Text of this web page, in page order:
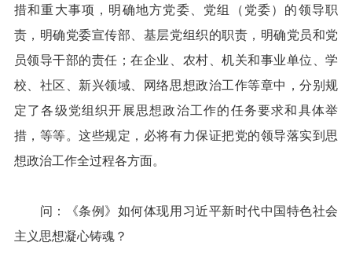
措和重大事项，明确地方党委、党组（党委）的领导职
责，明确党委宣传部、基层党组织的职责，明确党员和党
员领导干部的责任；在企业、农村、机关和事业单位、学
校、社区、新兴领域、网络思想政治工作等章中，分别规
定了各级党组织开展思想政治工作的任务要求和具体举
措，等等。这些规定，必将有力保证把党的领导落实到思
想政治工作全过程各方面。
问：《条例》如何体现用习近平新时代中国特色社会
主义思想凝心铸魂？